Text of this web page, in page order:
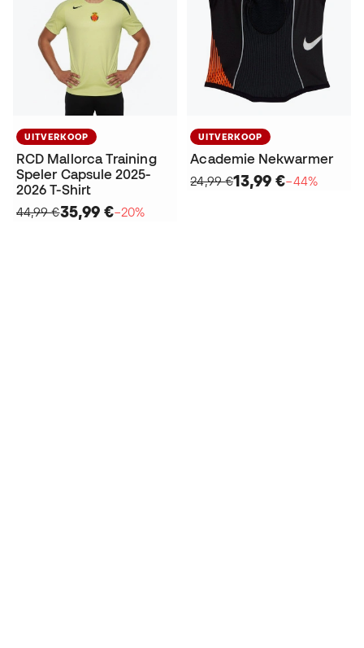
UITVERKOOP
RCD Mallorca Training
Speler Capsule 2025-
2026 T-Shirt
44,99 €35,99 €−20%
UITVERKOOP
Academie Nekwarmer
24,99 €13,99 €−44%